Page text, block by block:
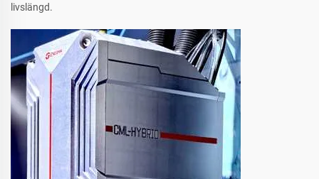
livslängd.